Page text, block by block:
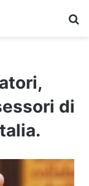
di